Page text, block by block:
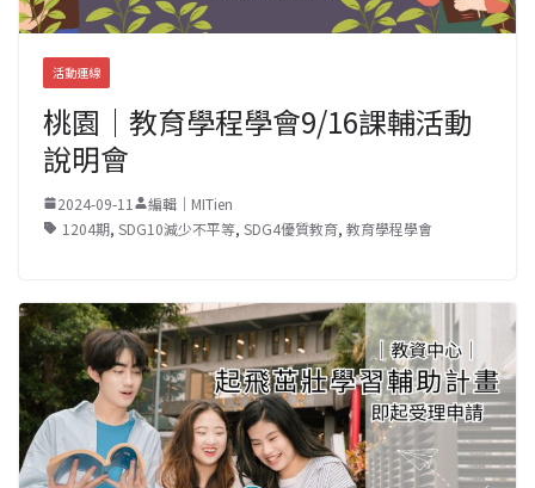
活動連線
桃園｜教育學程學會9/16課輔活動
說明會
2024-09-11
編輯｜MITien
1204期, SDG10減少不平等, SDG4優質教育, 教育學程學會